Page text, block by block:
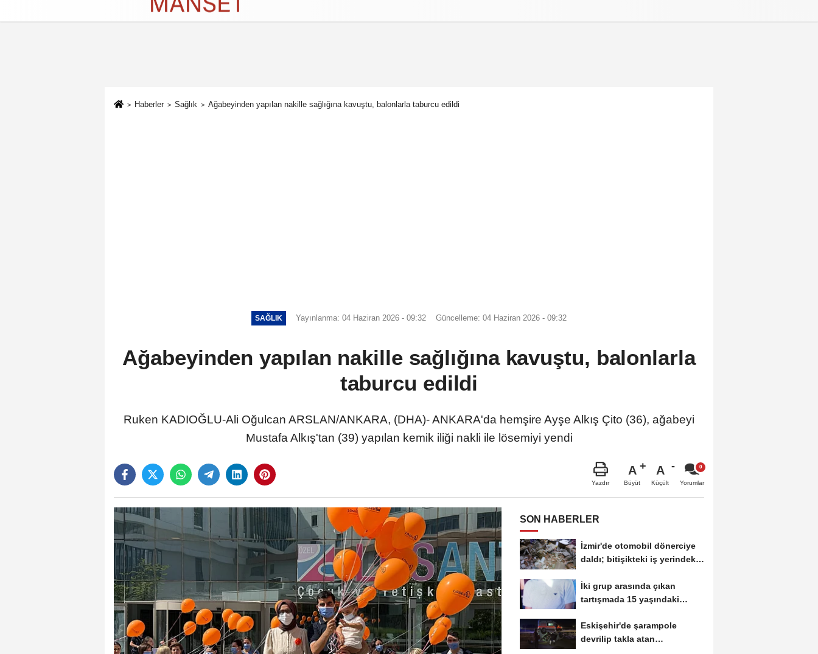
İletişim Çerez Politikası
Haberler Sağlık Ağabeyinden yapılan nakille sağlığına kavuştu, balonlarla taburcu edildi
SAĞLIK Yayınlanma: 04 Haziran 2026 - 09:32 Güncelleme: 04 Haziran 2026 - 09:32
Ağabeyinden yapılan nakille sağlığına kavuştu, balonlarla
taburcu edildi
Ruken KADIOĞLU-Ali Oğulcan ARSLAN/ANKARA, (DHA)- ANKARA'da hemşire Ayşe Alkış Çito (36), ağabeyi
Mustafa Alkış'tan (39) yapılan kemik iliği nakli ile lösemiyi yendi
Yazdır
A
Büyüt
A
Küçült Yorumlar
SON HABERLER
İzmir'de otomobil dönerciye
daldı; bitişikteki iş yerindeki
İki grup arasında çıkan
tartışmada 15 yaşındaki
Eskişehir'de şarampole
devrilip takla atan